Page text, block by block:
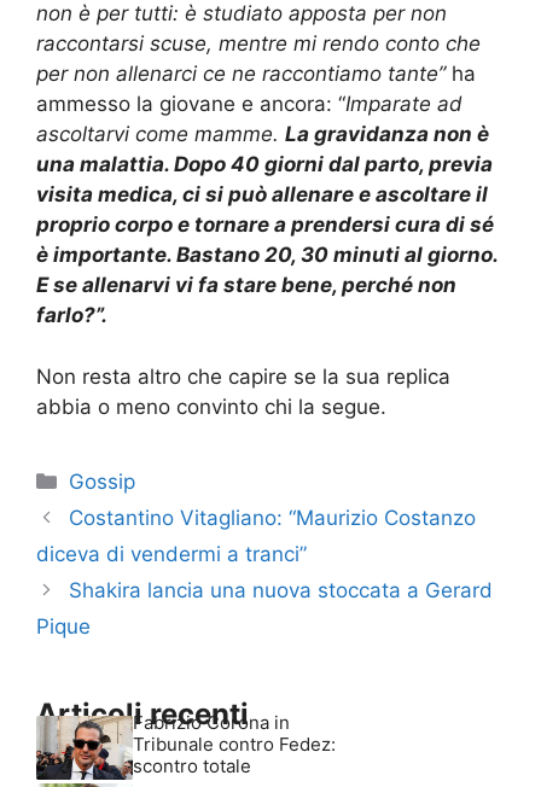
non è per tutti: è studiato apposta per non
raccontarsi scuse, mentre mi rendo conto che
per non allenarci ce ne raccontiamo tante” ha
ammesso la giovane e ancora: “Imparate ad
ascoltarvi come mamme. La gravidanza non è
una malattia. Dopo 40 giorni dal parto, previa
visita medica, ci si può allenare e ascoltare il
proprio corpo e tornare a prendersi cura di sé
è importante. Bastano 20, 30 minuti al giorno.
E se allenarvi vi fa stare bene, perché non
farlo?”.
Non resta altro che capire se la sua replica
abbia o meno convinto chi la segue.
Categorie
Gossip
Costantino Vitagliano: “Maurizio Costanzo
diceva di vendermi a tranci”
Shakira lancia una nuova stoccata a Gerard
Pique
Articoli recenti
Fabrizio Corona in
Tribunale contro Fedez:
scontro totale